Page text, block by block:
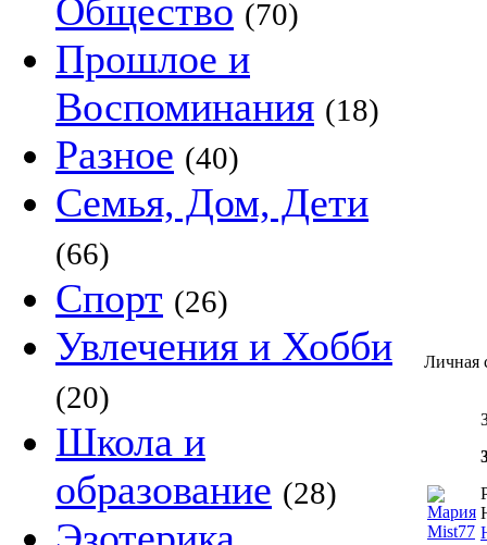
Общество (70)
Прошлое и
Воспоминания (18)
Разное (40)
Семья, Дом, Дети
(66)
Спорт (26)
Увлечения и Хобби
(20)
Школа и
образование (28)
Личная